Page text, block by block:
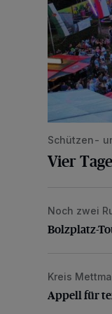
Schützen-
Vier
Bolzplatz-
Noch zwei
Bolzplatz-
Appell für
Kreis
Appell für